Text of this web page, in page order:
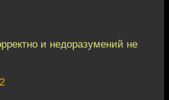
и недоразумений не